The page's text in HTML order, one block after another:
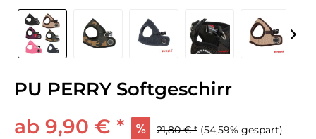
PU PERRY Softgeschirr
ab 9,90 € * 21,80 € * (54,59% gespart)